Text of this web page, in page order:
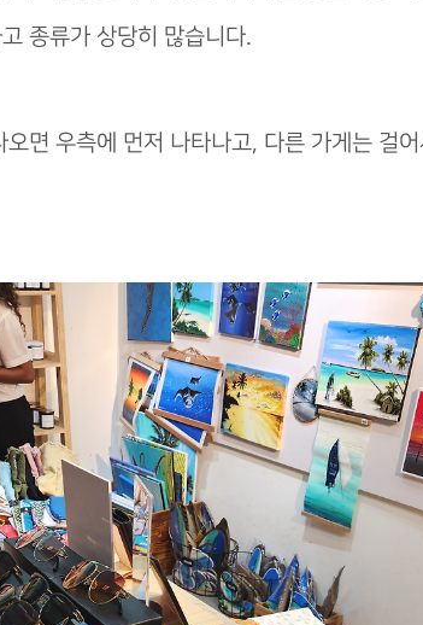
종류가 상당히 많습니다.
면 우측에 먼저 나타나고, 다른 가게는 걸